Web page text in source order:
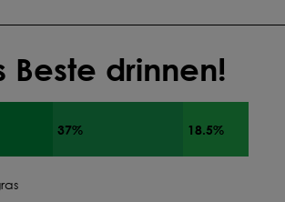
Beste drinnen!
37% 18.5%